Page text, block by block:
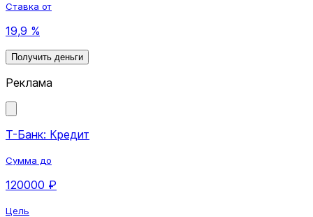
Ставка от
19,9 %
Получить деньги
Реклама
Т-Банк: Кредит
Сумма до
120000 ₽
Цель